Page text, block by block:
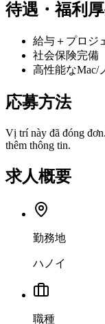
待遇・福利
給与＋プロジ
社会保険完備
高性能なMac/
応募方法
Vị trí này đã đóng
thêm thông tin.
求人概要
勤務地
ハノイ
職種